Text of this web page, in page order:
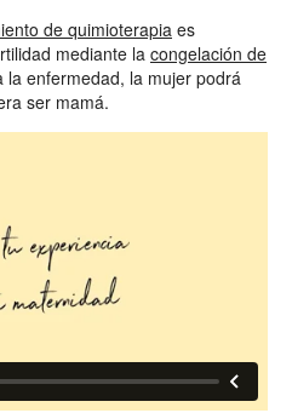
de quimioterapia es
mediante la congelación de
la enfermedad, la mujer podrá
ser mamá.